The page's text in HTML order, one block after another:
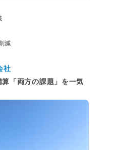
減
社
「両方の課題」を一気